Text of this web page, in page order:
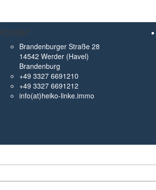
Kontakt
Brandenburger Straße 28
14542 Werder (Havel)
Brandenburg
+49 3327 6691210
+49 3327 6691212
info(at)heiko-linke.immo